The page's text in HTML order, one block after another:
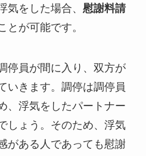
気をした場合、 慰謝料請
とが可能です。
停員が間に入り、双方が
いきます。調停は調停員
、浮気をしたパートナー
しょう。そのため、浮気
がある人であっても慰謝